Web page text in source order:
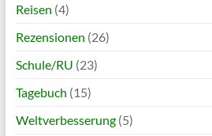
Reisen (4)
Rezensionen (26)
Schule/RU (23)
Tagebuch (15)
Weltverbesserung(5)